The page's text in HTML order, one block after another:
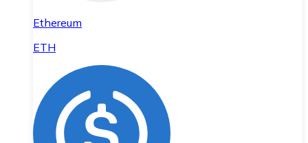
Ethereum
ETH